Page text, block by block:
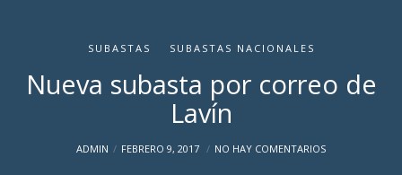
SUBASTAS SUBASTAS NACIONALES
Nueva subasta por correo de
Lavín
ADMIN FEBRERO 9, 2017 NO HAY COMENTARIOS